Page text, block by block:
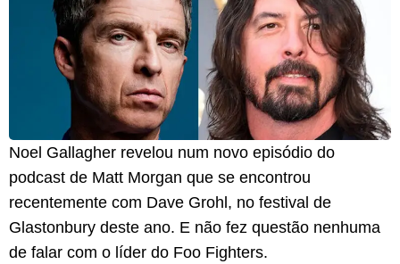
Noel Gallagher revelou num novo episódio do
podcast de Matt Morgan que se encontrou
recentemente com Dave Grohl, no festival de
Glastonbury deste ano. E não fez questão nenhuma
de falar com o líder do Foo Fighters.